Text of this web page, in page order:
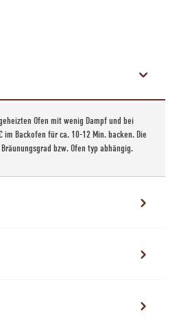
Ofen mit wenig Dampf und bei
im Backofen für ca. 10-12 Min. backen. Die
bzw. Ofen typ abhängig.